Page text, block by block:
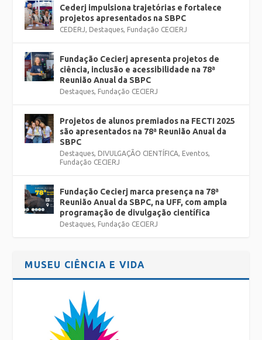
Cederj impulsiona trajetórias e fortalece
projetos apresentados na SBPC
CEDERJ, Destaques, Fundação CECIERJ
Fundação Cecierj apresenta projetos de
ciência, inclusão e acessibilidade na 78ª
Reunião Anual da SBPC
Destaques, Fundação CECIERJ
Projetos de alunos premiados na FECTI 2025
são apresentados na 78ª Reunião Anual da
SBPC
Destaques, DIVULGAÇÃO CIENTÍFICA, Eventos,
Fundação CECIERJ
Fundação Cecierj marca presença na 78ª
Reunião Anual da SBPC, na UFF, com ampla
programação de divulgação científica
Destaques, Fundação CECIERJ
MUSEU CIÊNCIA E VIDA